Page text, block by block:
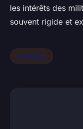
les intérêts des
souvent rigide et
Juridique